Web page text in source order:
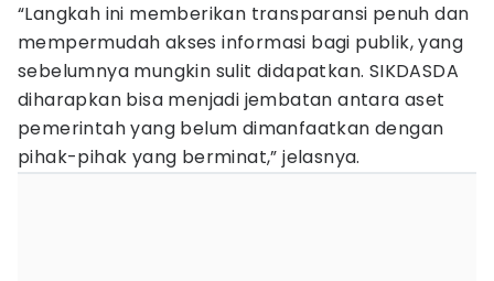
“Langkah ini memberikan transparansi penuh dan
mempermudah akses informasi bagi publik, yang
sebelumnya mungkin sulit didapatkan. SIKDASDA
diharapkan bisa menjadi jembatan antara aset
pemerintah yang belum dimanfaatkan dengan
pihak-pihak yang berminat,” jelasnya.